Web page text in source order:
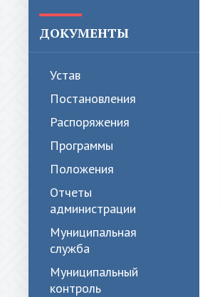
ДОКУМЕНТЫ
Устав
Постановления
Распоряжения
Программы
Положения
Отчеты
администрации
Муниципальная
служба
Муниципальный
контроль